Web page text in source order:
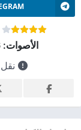
الأصوات:
نقل